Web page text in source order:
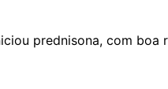
prednisona, com boa